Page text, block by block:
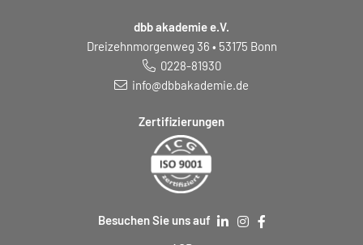
dbb akademie e.V.
Dreizehnmorgenweg 36 • 53175 Bonn
0228-81930
info@dbbakademie.de
Zertifizierungen
Besuchen Sie uns auf